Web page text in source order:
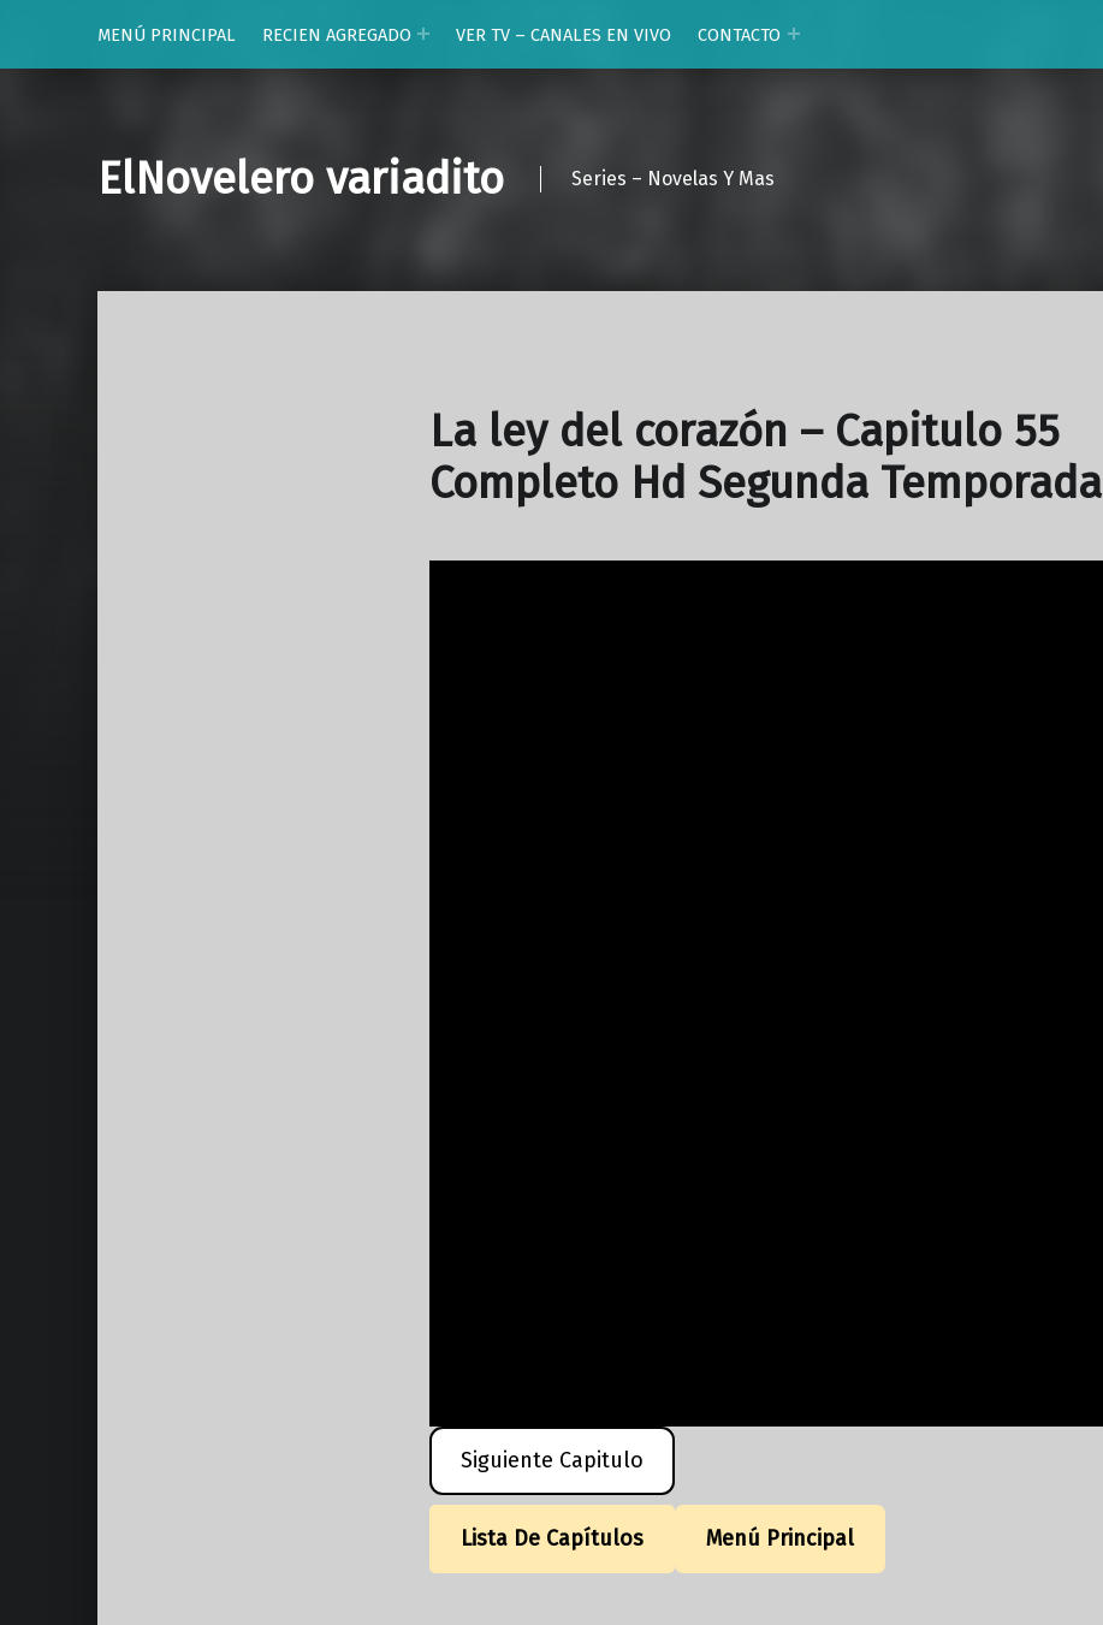
MENÚ PRINCIPAL
RECIEN AGREGADO VER TV – CANALES EN VIVO CONTACTO
ElNovelero variadito Series – Novelas Y Mas
La ley del corazón – Capitulo 55
Completo Hd Segunda Temporada
Siguiente Capitulo
Lista De Capítulos Menú Principal